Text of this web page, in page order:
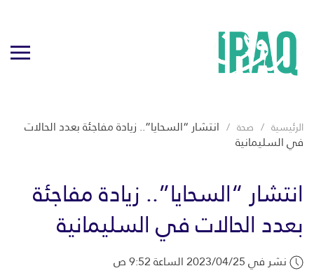
الرئيسية صحة انتشار “السحايا”.. زيادة مفاجئة بعدد الحالات
في السليمانية
انتشار “السحايا”.. زيادة مفاجئة
بعدد الحالات في السليمانية
نشر في 2023/04/25 الساعة 9:52 ص